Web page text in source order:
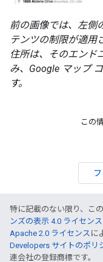
前の画像では、左側
テンツの制限が適用
住所は、そのエンド
み、Google マップ
す。
この
特に記載のない限り、こ
ンズの表示 4.0 ライセンス
Apache 2.0 ライセンス に
Developers サイトのポリ
連会社の登録商標です。